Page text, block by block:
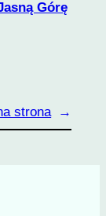
Górę
strona →